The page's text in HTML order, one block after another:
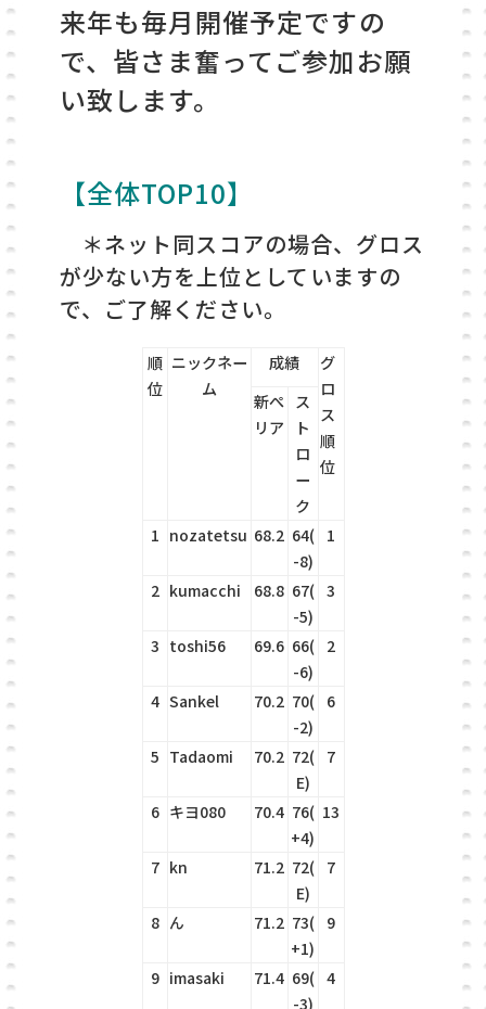
来年も毎月開催予定ですの
で、皆さま奮ってご参加お願
い致します。
【全体TOP10】
＊ネット同スコアの場合、グロス
が少ない方を上位としていますの
で、ご了解ください。
順
位
ニックネー
ム
成績
グ
ロ
ス
順
位
新ぺ
リア
ス
ト
ロ
ー
ク
1 nozatetsu 68.2 64(
-8)
1
2 kumacchi 68.8 67(
-5)
3
3 toshi56 69.6 66(
-6)
2
4 Sankel 70.2 70(
-2)
6
5 Tadaomi 70.2 72(
E)
7
6 キヨ080 70.4 76(
+4)
13
7 kn 71.2 72(
E)
7
8 ん 71.2 73(
+1)
9
9 imasaki 71.4 69(
-3)
4